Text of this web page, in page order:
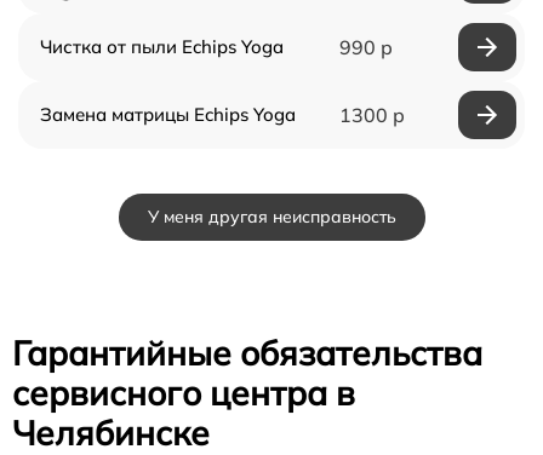
Чистка от пыли Echips Yoga 990 р
Замена матрицы Echips Yoga 1300 р
У меня другая неисправность
Гарантийные обязательства
сервисного центра в
Челябинске